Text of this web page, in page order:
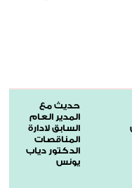
حديث مع
المدير العام
السابق لادارة
المناقصات
الدكتور دياب
يونس